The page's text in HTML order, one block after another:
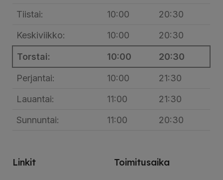
Tiistai:
10:00
20:30
Keskiviikko:
10:00 20:30
Torstai: 10:00 20:30
Perjantai: 10:00
21:30
Lauantai:
11:00
21:30
Sunnuntai:
11:00 20:30
Linkit Toimitusaika